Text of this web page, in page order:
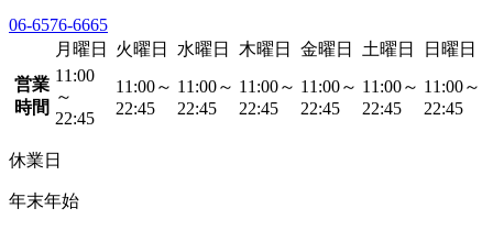
06-6576-6665
月曜日
火曜日 水曜日 木曜日 金曜日 土曜日
日曜日
営業
時間
11:00
～
22:45
11:00～
22:45
11:00～
22:45
11:00～
22:45
11:00～
22:45
11:00～
22:45
11:00～
22:45
休業日
年末年始